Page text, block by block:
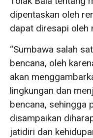
dipentaskan oleh
dapat diresapi oleh
“Sumbawa salah
bencana, oleh
akan
lingkungan dan
bencana, sehingga
disampaikan
jatidiri dan